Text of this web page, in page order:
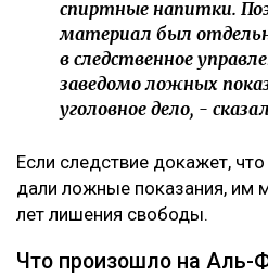
спиртные напитки.
материал был
в следственное
заведомо ложных
уголовное дело, -
Если следствие докажет,
дали ложные показания, им
лет лишения свободы.
Что произошло на Аль-